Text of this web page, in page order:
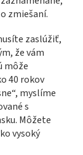
zmiešaní.
zaslúžiť,
že vám
môže
40 rokov
myslíme
s
Môžete
vysoký